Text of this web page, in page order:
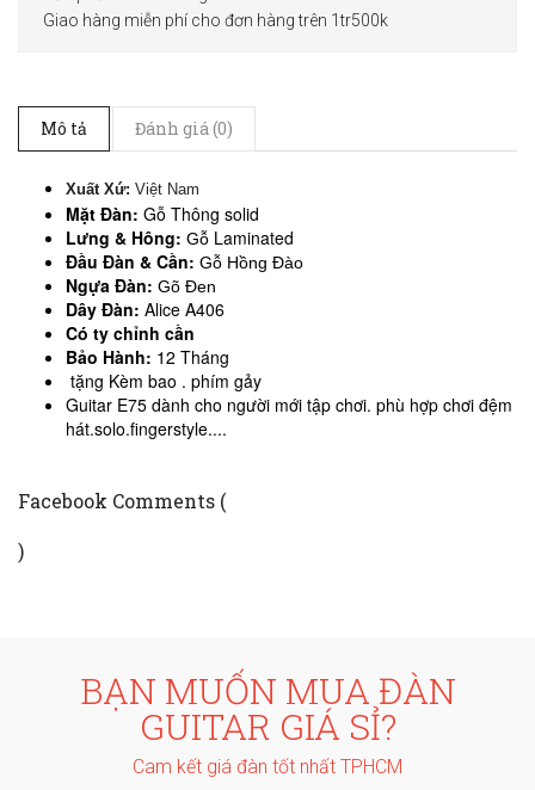
Giao hàng miễn phí cho đơn hàng trên 1tr500k
Mô tả Đánh giá (0)
Xuất Xứ: Việt Nam
Mặt Đàn: Gỗ Thông solid
Lưng & Hông: Gỗ Laminated
Đầu Đàn & Cần: Gỗ Hồng Đào
Ngựa Đàn: Gõ Đen
Dây Đàn: Alice A406
Có ty chỉnh cần
Bảo Hành: 12 Tháng
tặng Kèm bao . phím gảy
Guitar E75 dành cho người mới tập chơi. phù hợp chơi đệm
hát.solo.fingerstyle....
Facebook Comments (
)
BẠN MUỐN MUA ĐÀN
GUITAR GIÁ SỈ?
Cam kết giá đàn tốt nhất TPHCM